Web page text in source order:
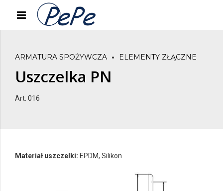
ARMATURA SPOŻYWCZA ELEMENTY ZŁĄCZNE
Uszczelka PN
Art. 016
Materiał uszczelki: EPDM, Silikon